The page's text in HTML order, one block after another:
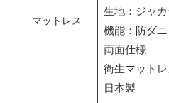
マットレス
生地：ジャ
機能：防ダ
両面仕様
衛生マットレ
日本製